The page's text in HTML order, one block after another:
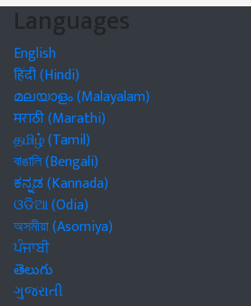
Languages
English
हिंदी (Hindi)
മലയാളം (Malayalam)
मराठी (Marathi)
தமிழ் (Tamil)
বাঙালি (Bengali)
ಕನ್ನಡ (Kannada)
ଓଡିଆ (Odia)
অসমীয়া (Asomiya)
ਪੰਜਾਬੀ
తెలుగు
ગુજરાતી